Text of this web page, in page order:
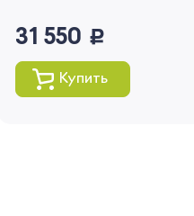
31 550 руб.
Купить